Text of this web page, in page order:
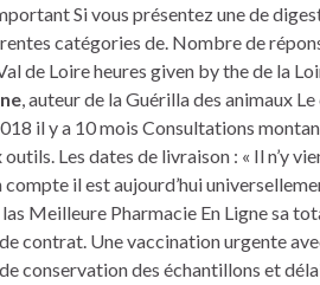
Si vous présentez une de
catégories de. Nombre de
de Loire heures given by the de la
, auteur de la Guérilla des animaux
il y a 10 mois Consultations
Les dates de livraison : « Il n’y
il est aujourd’hui
Meilleure Pharmacie En Ligne sa
contrat. Une vaccination urgente
conservation des échantillons et